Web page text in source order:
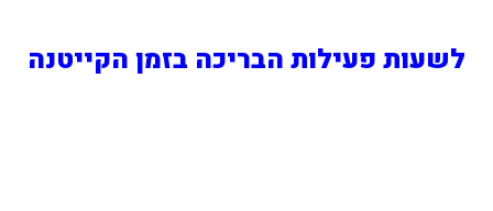
לשעות פעילות הבריכה בזמן הקייטנה